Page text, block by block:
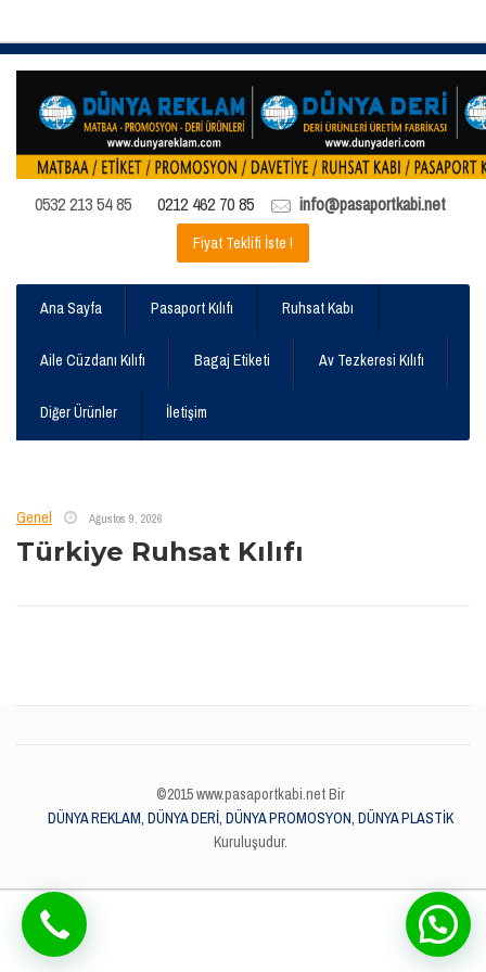
0532 213 54 85 0212 462 70 85 info@pasaportkabi.net
Fiyat Teklifi İste !
Ana Sayfa Pasaport Kılıfı Ruhsat Kabı
Aile Cüzdanı Kılıfı Bagaj Etiketi Av Tezkeresi Kılıfı
Diğer Ürünler İletişim
Genel Ağustos 9, 2026
Türkiye Ruhsat Kılıfı
©2015 www.pasaportkabi.net Bir
DÜNYA REKLAM, DÜNYA DERİ, DÜNYA PROMOSYON, DÜNYA PLASTİK
Kuruluşudur.